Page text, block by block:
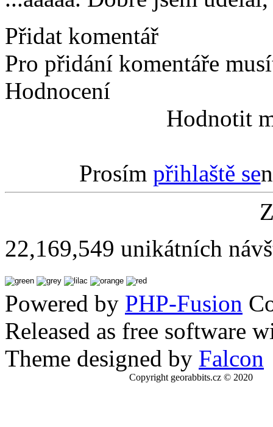
Přidat komentář
Pro přidání komentáře
Hodnocení
Hodnotit
Prosím přihlaště se
22,169,549 unikátních
Powered by PHP-Fusion
Released as free software
Theme designed by Falcon
Copyright georabbits.cz © 2020